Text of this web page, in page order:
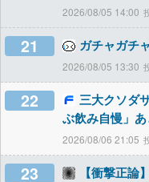
2026/08/05 14:00
21 ガチャガチ
2026/08/05 13:30
22
三大クソダ
ぶ飲み自慢」
2026/08/06 21:05
23
【衝撃正